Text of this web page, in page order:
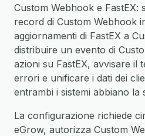
Custom Webhook e FastEX:
record di Custom Webhook
aggiornamenti di FastEX a
distribuire un evento di
azioni su FastEX, avvisare il
errori e unificare i dati dei
entrambi i sistemi abbiano la
La configurazione richiede
eGrow, autorizza Custom